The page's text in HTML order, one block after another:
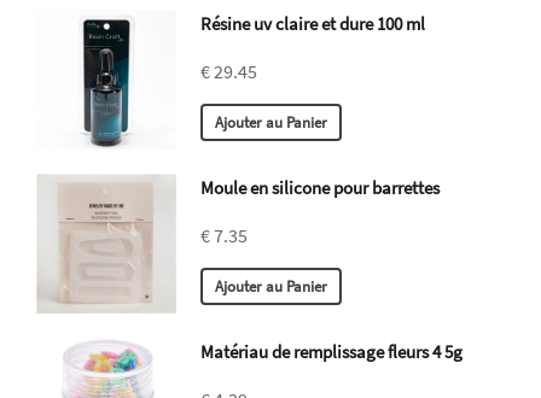
Résine uv claire et dure 100 ml
€ 29.45
Moule en silicone pour barrettes
€ 7.35
Matériau de remplissage fleurs 4 5g